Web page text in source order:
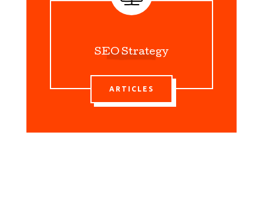
SEO Strategy
ARTICLES